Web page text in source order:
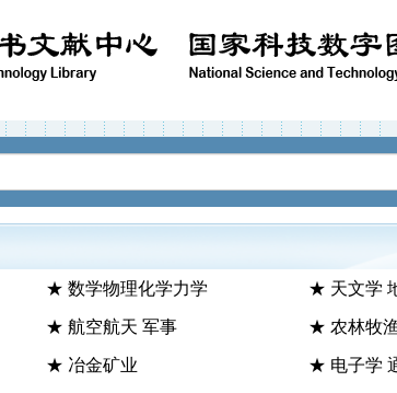
★ 数学物理化学力学 ★ 天文学
★ 航空航天 军事 ★ 农林牧
★ 冶金矿业 ★ 电子学